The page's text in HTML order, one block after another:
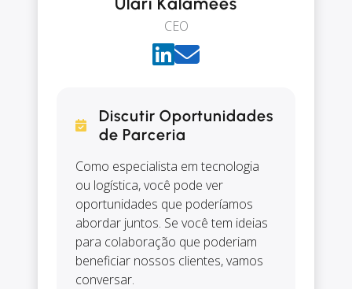
CEO
Discutir Oportunidades
de Parceria
Como especialista em tecnologia
ou logística, você pode ver
oportunidades que poderíamos
abordar juntos. Se você tem ideias
para colaboração que poderiam
beneficiar nossos clientes, vamos
conversar.